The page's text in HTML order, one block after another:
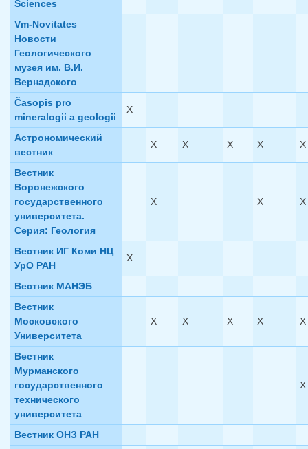
Sciences
Vm-Novitates
Новости
Геологического
музея им. В.И.
Вернадского
Časopis pro
mineralogii a geologii
X
Астрономический
вестник
X X X X X
Вестник
Воронежского
государственного
университета.
Серия: Геология
X X X
Вестник ИГ Коми НЦ
УрО РАН
X
Вестник МАНЭБ
Вестник
Московского
Университета
X X X X X
Вестник
Мурманского
государственного
технического
университета
X
Вестник ОНЗ РАН